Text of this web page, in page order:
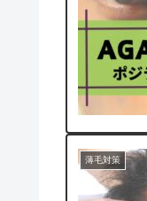
薄毛対策